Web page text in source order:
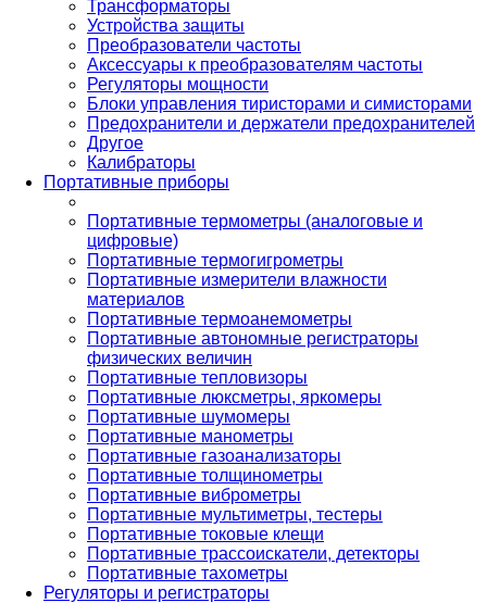
Трансформаторы
Устройства защиты
Преобразователи частоты
Аксессуары к преобразователям частоты
Регуляторы мощности
Блоки управления тиристорами и симисторами
Предохранители и держатели предохранителей
Другое
Калибраторы
Портативные приборы
Портативные термометры (аналоговые и
цифровые)
Портативные термогигрометры
Портативные измерители влажности
материалов
Портативные термоанемометры
Портативные автономные регистраторы
физических величин
Портативные тепловизоры
Портативные люксметры, яркомеры
Портативные шумомеры
Портативные манометры
Портативные газоанализаторы
Портативные толщинометры
Портативные виброметры
Портативные мультиметры, тестеры
Портативные токовые клещи
Портативные трассоискатели, детекторы
Портативные тахометры
Регуляторы и регистраторы